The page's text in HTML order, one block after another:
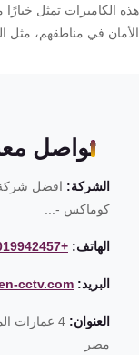
الكاميرات تمثل خيارًا
في مناطقهم، مثل
تواصل
الشركة:افضل شركة
كوماكس -...
الهاتف: +201019942457
البريد: cctv.com
العنوان:
4 عمارات
مصر